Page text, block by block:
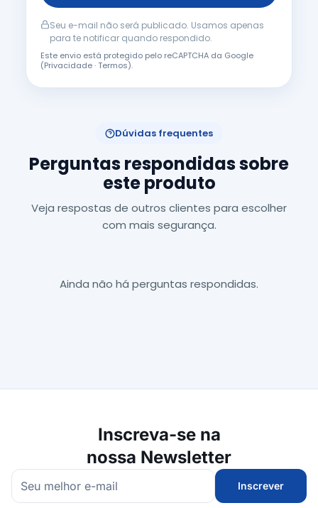
Seu e-mail não será publicado. Usamos apenas
para te notificar quando respondido.
Este envio está protegido pelo reCAPTCHA da Google
(Privacidade·Termos).
Dúvidas frequentes
Perguntas respondidas sobre
este produto
Veja respostas de outros clientes para escolher
com mais segurança.
Ainda não há perguntas respondidas.
Inscreva-se na
nossa Newsletter
Inscrever